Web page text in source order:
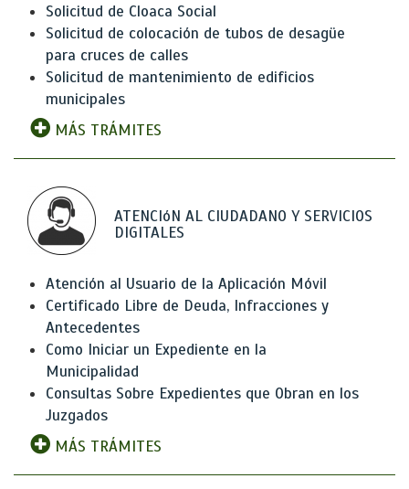
Solicitud de Cloaca Social
Solicitud de colocación de tubos de desagüe
para cruces de calles
Solicitud de mantenimiento de edificios
municipales
MÁS TRÁMITES
ATENCIóN AL CIUDADANO Y SERVICIOS
DIGITALES
Atención al Usuario de la Aplicación Móvil
Certificado Libre de Deuda, Infracciones y
Antecedentes
Como Iniciar un Expediente en la
Municipalidad
Consultas Sobre Expedientes que Obran en los
Juzgados
MÁS TRÁMITES